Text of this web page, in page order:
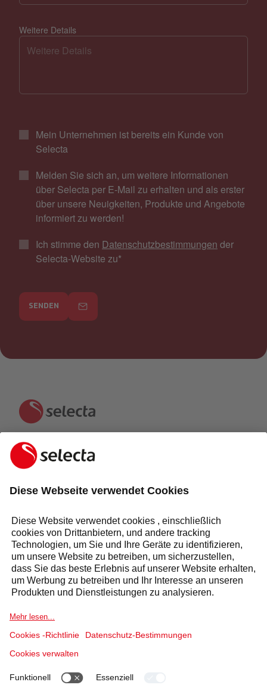
Weitere Details
Mein Unternehmen ist bereits ein Kunde von
Selecta
Melden Sie sich an, um weitere Informationen
über Selecta per E-Mail zu erhalten und als erster
über unsere Neuigkeiten, Produkte und Angebote
informiert zu werden!
Ich stimme den Datenschutzbestimmungen der
Selecta-Website zu*
SENDEN
KONTAKTIEREN SIE UNS UND ERHALTEN SIE EIN
KOSTENLOSES ANGEBOT:
Antwort innerhalb von 24 Stunden
Selecta Gruppe
Produkte & Lösungen
Dienstleistungen
Sektoren